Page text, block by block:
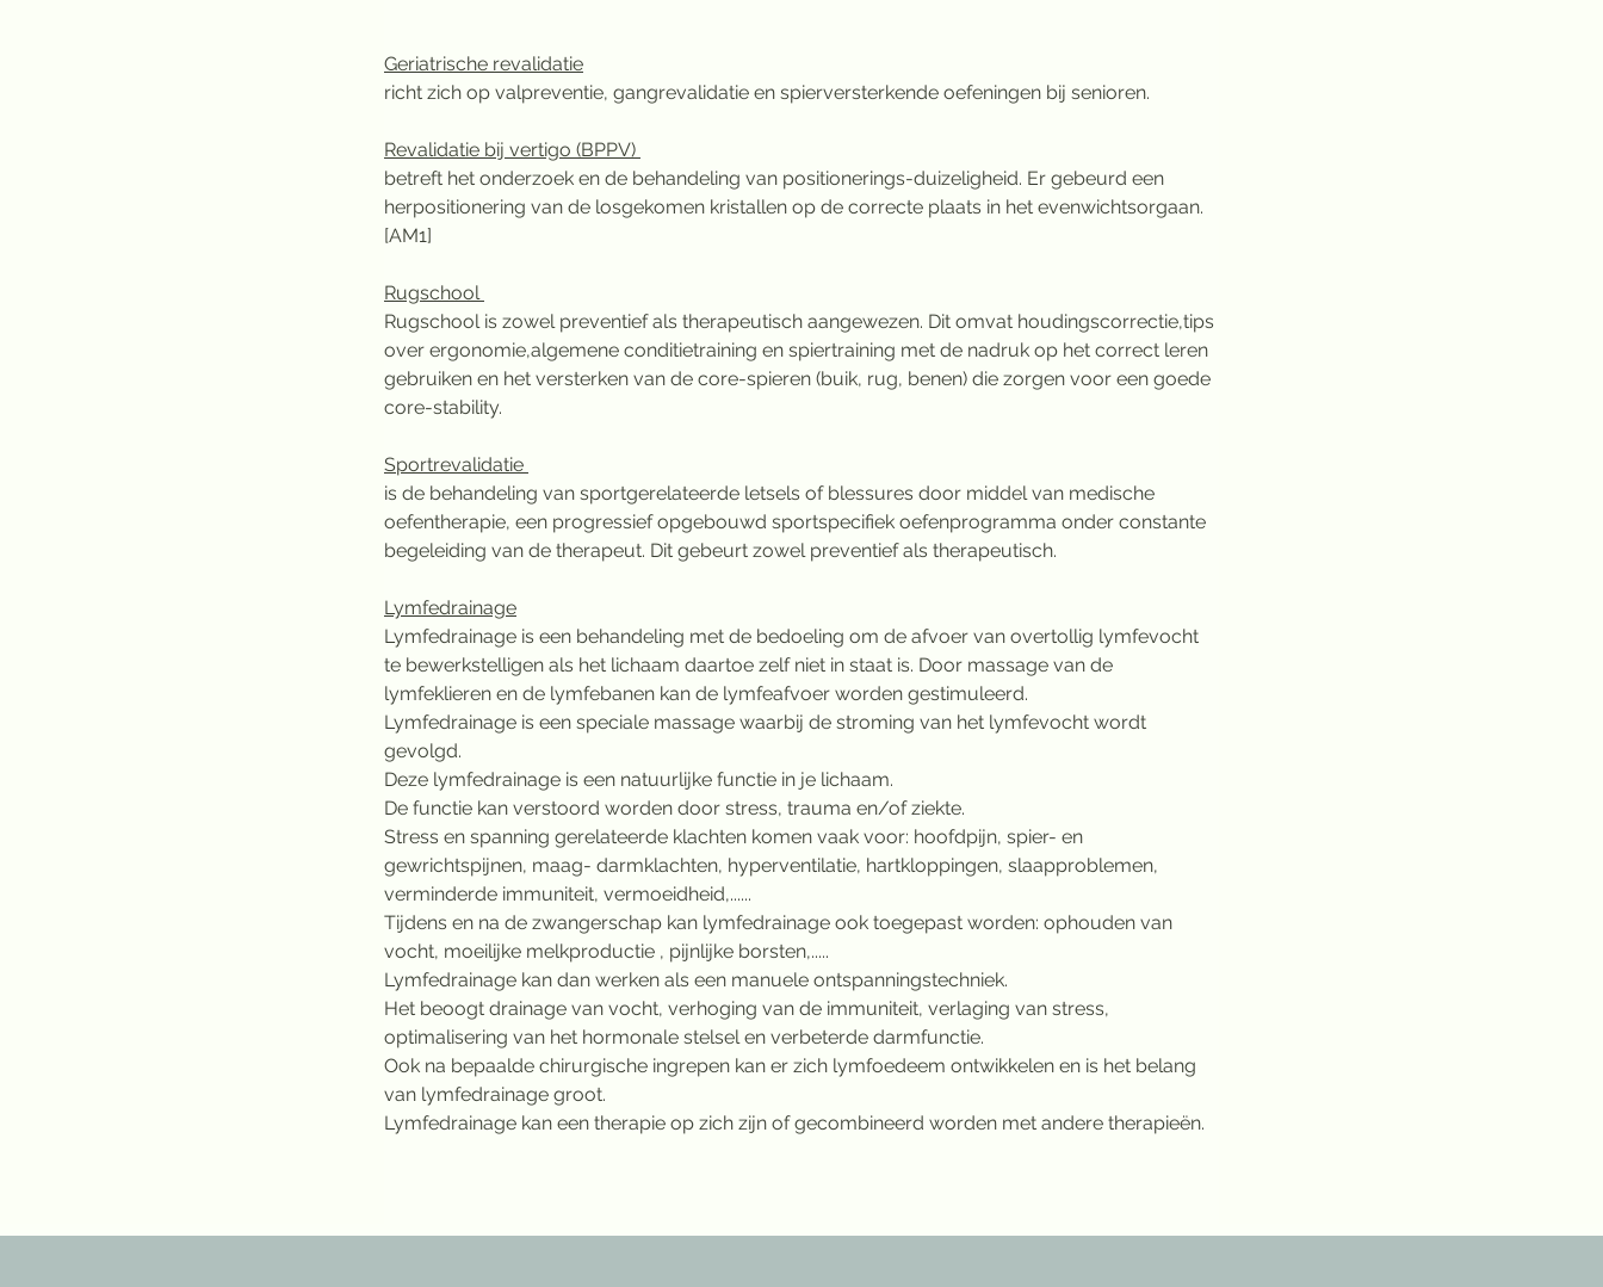
Geriatrische revalidatie
richt zich op valpreventie, gangrevalidatie en spierversterkende oefeningen bij senioren.
Revalidatie bij vertigo (BPPV)
betreft het onderzoek en de behandeling van positionerings-duizeligheid. Er gebeurd een
herpositionering van de losgekomen kristallen op de correcte plaats in het evenwichtsorgaan.
[AM1]
Rugschool
Rugschool is zowel preventief als therapeutisch aangewezen. Dit omvat houdingscorrectie,tips
over ergonomie,algemene conditietraining en spiertraining met de nadruk op het correct leren
gebruiken en het versterken van de core-spieren (buik, rug, benen) die zorgen voor een goede
core-stability.
Sportrevalidatie
is de behandeling van sportgerelateerde letsels of blessures door middel van medische
oefentherapie, een progressief opgebouwd sportspecifiek oefenprogramma onder constante
begeleiding van de therapeut. Dit gebeurt zowel preventief als therapeutisch.
Lymfedrainage
Lymfedrainage is een behandeling met de bedoeling om de afvoer van overtollig lymfevocht
te bewerkstelligen als het lichaam daartoe zelf niet in staat is. Door massage van de
lymfeklieren en de lymfebanen kan de lymfeafvoer worden gestimuleerd.
Lymfedrainage is een speciale massage waarbij de stroming van het lymfevocht wordt
gevolgd.
Deze lymfedrainage is een natuurlijke functie in je lichaam.
De functie kan verstoord worden door stress, trauma en/of ziekte.
Stress en spanning gerelateerde klachten komen vaak voor: hoofdpijn, spier- en
gewrichtspijnen, maag- darmklachten, hyperventilatie, hartkloppingen, slaapproblemen,
verminderde immuniteit, vermoeidheid,......
Tijdens en na de zwangerschap kan lymfedrainage ook toegepast worden: ophouden van
vocht, moeilijke melkproductie , pijnlijke borsten,.....
Lymfedrainage kan dan werken als een manuele ontspanningstechniek.
Het beoogt drainage van vocht, verhoging van de immuniteit, verlaging van stress,
optimalisering van het hormonale stelsel en verbeterde darmfunctie.
Ook na bepaalde chirurgische ingrepen kan er zich lymfoedeem ontwikkelen en is het belang
van lymfedrainage groot.
Lymfedrainage kan een therapie op zich zijn of gecombineerd worden met andere therapieën.